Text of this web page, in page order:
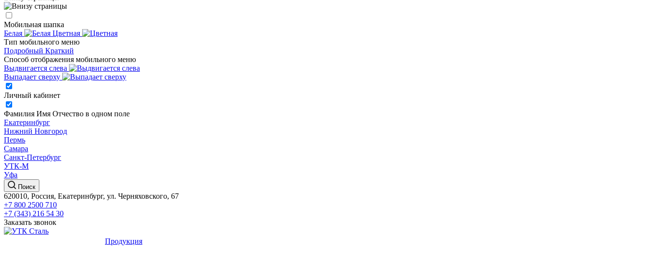
Мобильная шапка
Белая
Цветная
Тип мобильного меню
Подробный Краткий
Способ отображения мобильного меню
Выдвигается слева
Выпадает сверху
Личный кабинет
Фамилия Имя Отчество в одном поле
Екатеринбург
Нижний Новгород
Пермь
Самара
Санкт-Петербург
УТК-М
Уфа
Поиск
620010, Россия, Екатеринбург, ул. Черняховского, 67
+7 800 2500 710
+7 (343) 216 54 30
Заказать звонок
Продукция